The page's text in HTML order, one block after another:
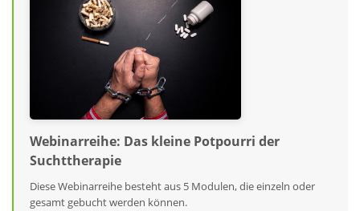
Webinarreihe: Das kleine Potpourri der
Suchttherapie
Diese Webinarreihe besteht aus 5 Modulen, die einzeln oder
gesamt gebucht werden können.